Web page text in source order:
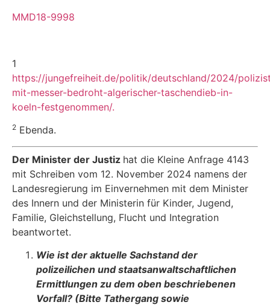
MMD18-9998
1
https://jungefreiheit.de/politik/deutschland/2024/
mit-messer-bedroht-algerischer-taschendieb-in-
koeln-festgenommen/.
2 Ebenda.
Der Minister der Justiz hat die Kleine Anfrage 4143
mit Schreiben vom 12. November 2024 namens der
Landesregierung im Einvernehmen mit dem Minister
des Innern und der Ministerin für Kinder, Jugend,
Familie, Gleichstellung, Flucht und Integration
beantwortet.
Wie ist der aktuelle Sachstand der
polizeilichen und staatsanwaltschaftlichen
Ermittlungen zu dem oben beschriebenen
Vorfall? (Bitte Tathergang sowie